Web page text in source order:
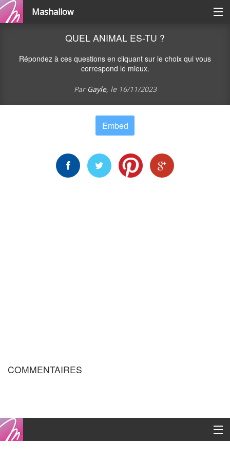
Mashallow
Se connecter / s'inscrire
Créer un quizz
QUEL ANIMAL ES-TU ?
Répondez à ces questions en cliquant sur le choix qui vous
correspond le mieux.
Par Gayle, le 16/11/2023
Embed
COMMENTAIRES